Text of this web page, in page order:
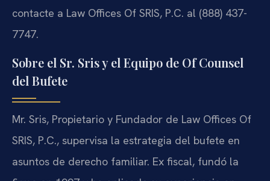
contacte a Law Offices Of SRIS, P.C. al (888) 437-
7747.
Sobre el Sr. Sris y el Equipo de Of Counsel
del Bufete
Mr. Sris, Propietario y Fundador de Law Offices Of
SRIS, P.C., supervisa la estrategia del bufete en
asuntos de derecho familiar. Ex fiscal, fundó la